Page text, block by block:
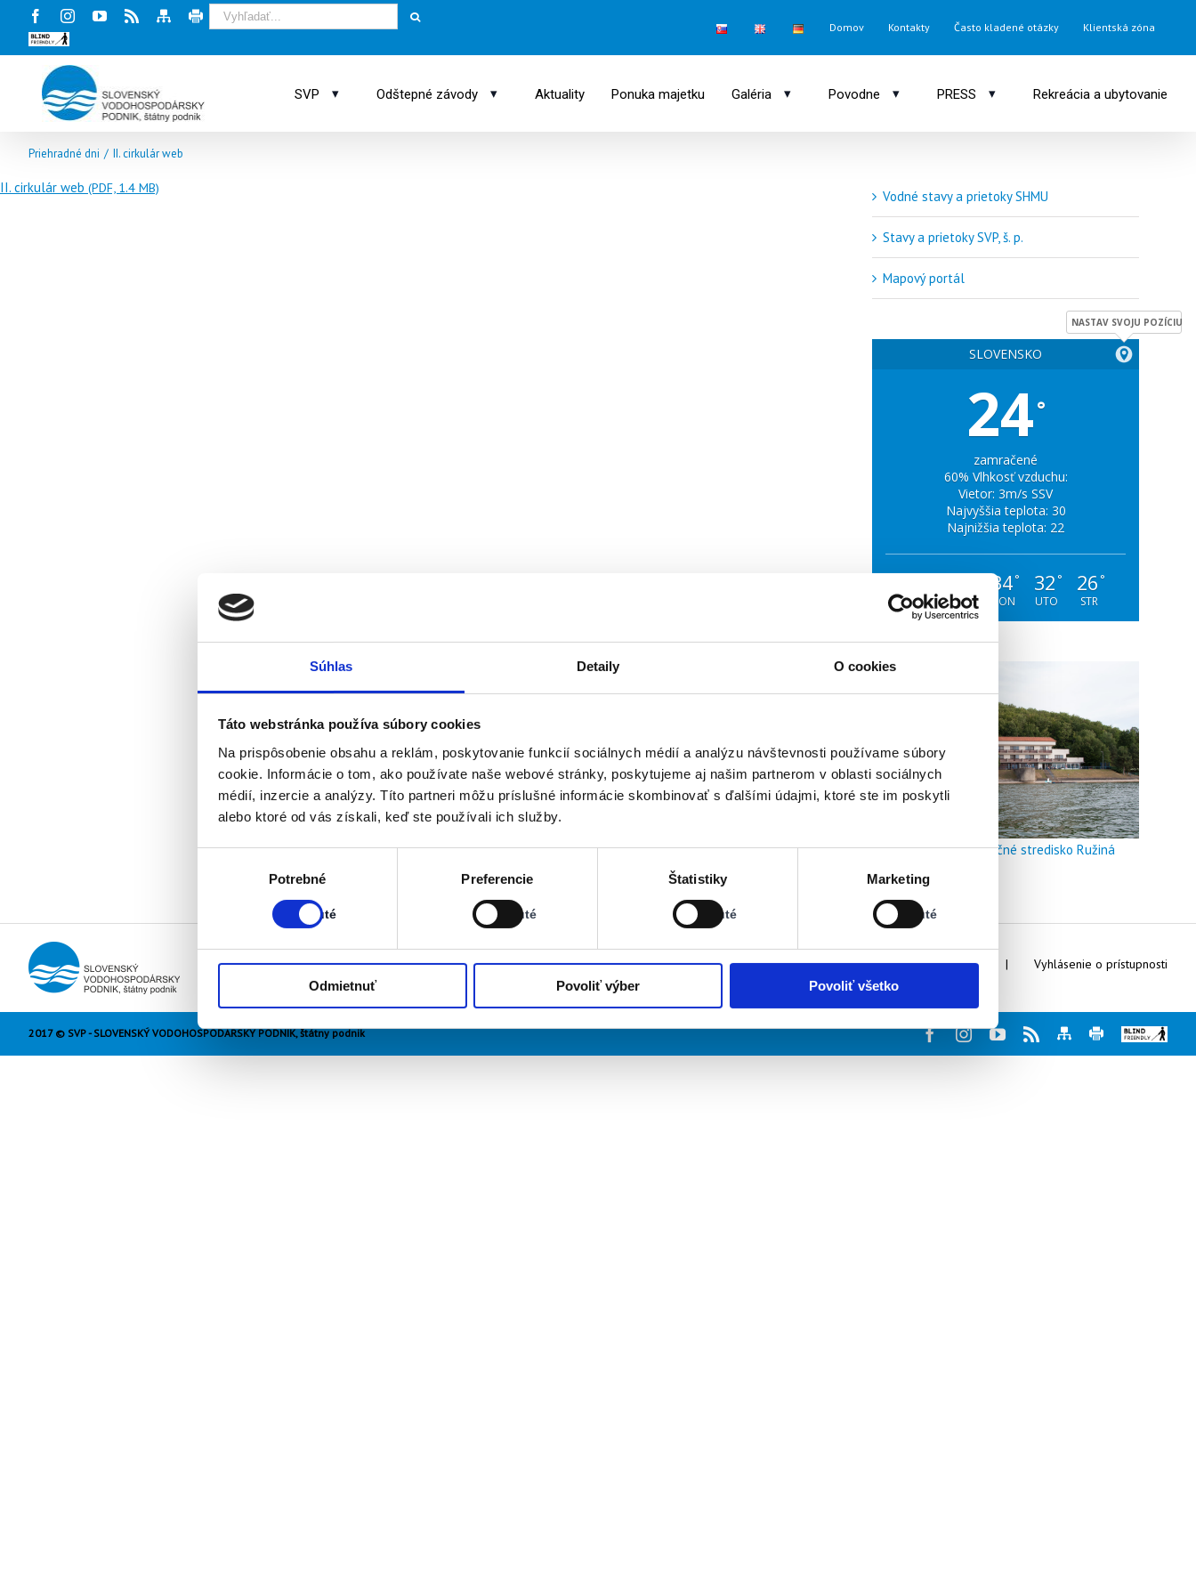
Súhlas Detaily O cookies
Táto webstránka používa súbory cookies
Na prispôsobenie obsahu a reklám, poskytovanie funkcií sociálnych médií a analýzu návštevnosti používame súbory
cookie. Informácie o tom, ako používate naše webové stránky, poskytujeme aj našim partnerom v oblasti sociálnych
médií, inzercie a analýzy. Títo partneri môžu príslušné informácie skombinovať s ďalšími údajmi, ktoré ste im poskytli
alebo ktoré od vás získali, keď ste používali ich služby.
Potrebné
Zapnuté
Stav:
Zapnuté
Preferencie
Vypnuté
Stav:
Vypnuté
Štatistiky
Vypnuté
Stav:
Vypnuté
Marketing
Vypnuté
Stav:
Vypnuté
Odmietnuť Povoliť výber Povoliť všetko
FacebookInstagram
YoutubeRssMapa Tlač
stránky
Blind
friendly
Domov Kontakty Často kladené otázky Klientská zóna
SVP ▾ Odštepné závody ▾ Aktuality Ponuka majetku Galéria ▾ Povodne ▾ PRESS ▾ Rekreácia a ubytovanie
Priehradné dni / II. cirkulár web
II. cirkulár web (PDF, 1.4 MB)
Vodné stavy a prietoky SHMU
Stavy a prietoky SVP, š. p.
Mapový portál
SLOVENSKO
NASTAV SVOJU POZÍCIU
24°
zamračené
60% Vlhkosť vzduchu:
Vietor: 3m/s SSV
Najvyššia teplota: 30
Najnižšia teplota: 22
°
SOB
°
NED
34°
PON
32 °
UTO
26 °
STR
Doškoľovacie a rekreačné stredisko Ružiná
Webmaster Kontakty Vyhlásenie o prístupnosti
2017 © SVP - SLOVENSKÝ VODOHOSPODÁRSKY PODNIK, štátny podnik FacebookInstagram
Youtube
RssMapaTlač
Blind